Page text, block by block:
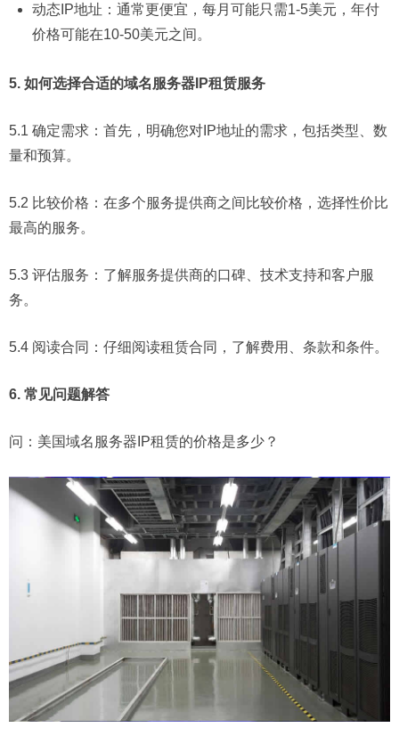
动态IP地址：通常更便宜，每月可能只需1-5美元，年付
价格可能在10-50美元之间。
5. 如何选择合适的域名服务器IP租赁服务
5.1 确定需求：首先，明确您对IP地址的需求，包括类型、数
量和预算。
5.2 比较价格：在多个服务提供商之间比较价格，选择性价比
最高的服务。
5.3 评估服务：了解服务提供商的口碑、技术支持和客户服
务。
5.4 阅读合同：仔细阅读租赁合同，了解费用、条款和条件。
6. 常见问题解答
问： 美国域名服务器IP租赁的价格是多少？